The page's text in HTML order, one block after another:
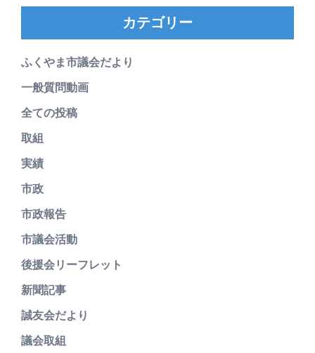
カテゴリー
ふくやま市議会だより
一般質問動画
全ての投稿
取組
実績
市政
市政報告
市議会活動
後援会リーフレット
新聞記事
誠友会だより
議会取組